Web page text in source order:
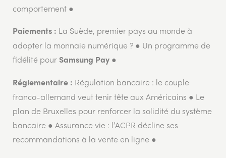
comportement ●
Paiements : La Suède, premier pays au monde à
adopter la monnaie numérique ? ● Un programme de
fidélité pour Samsung Pay ●
Réglementaire : Régulation bancaire : le couple
franco-allemand veut tenir tête aux Américains ● Le
plan de Bruxelles pour renforcer la solidité du système
bancaire ● Assurance vie : l’ACPR décline ses
recommandations à la vente en ligne ●